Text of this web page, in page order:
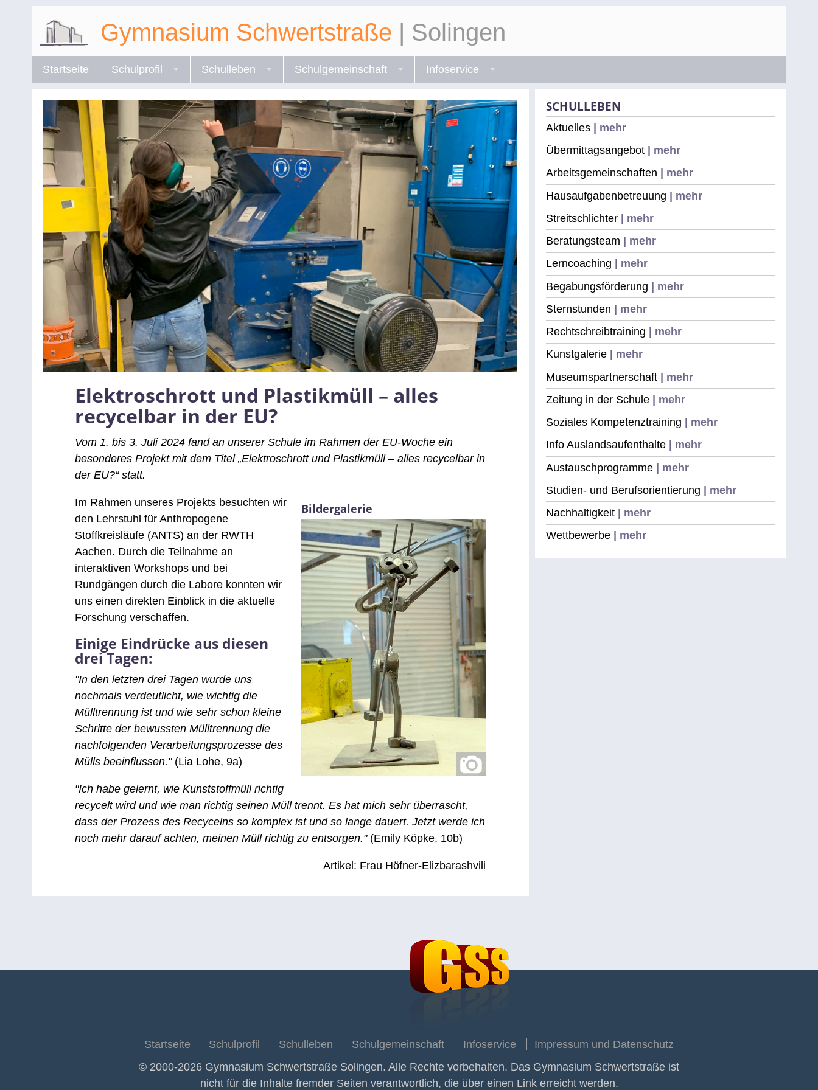
Gymnasium Schwertstraße | Solingen
Startseite Schulprofil Schulleben Schulgemeinschaft Infoservice
Elektroschrott und Plastikmüll – alles
recycelbar in der EU?
Vom 1. bis 3. Juli 2024 fand an unserer Schule im Rahmen der EU-Woche ein
besonderes Projekt mit dem Titel „Elektroschrott und Plastikmüll – alles recycelbar in
der EU?“ statt.
Bildergalerie
Im Rahmen unseres Projekts besuchten wir
den Lehrstuhl für Anthropogene
Stoffkreisläufe (ANTS) an der RWTH
Aachen. Durch die Teilnahme an
interaktiven Workshops und bei
Rundgängen durch die Labore konnten wir
uns einen direkten Einblick in die aktuelle
Forschung verschaffen.
Einige Eindrücke aus diesen
drei Tagen:
"In den letzten drei Tagen wurde uns
nochmals verdeutlicht, wie wichtig die
Mülltrennung ist und wie sehr schon kleine
Schritte der bewussten Mülltrennung die
nachfolgenden Verarbeitungsprozesse des
Mülls beeinflussen."(Lia Lohe, 9a)
"Ich habe gelernt, wie Kunststoffmüll richtig
recycelt wird und wie man richtig seinen Müll trennt. Es hat mich sehr überrascht,
dass der Prozess des Recycelns so komplex ist und so lange dauert. Jetzt werde ich
noch mehr darauf achten, meinen Müll richtig zu entsorgen." (Emily Köpke, 10b)
Artikel: Frau Höfner-Elizbarashvili
SCHULLEBEN
Aktuelles| mehr
Übermittagsangebot| mehr
Arbeitsgemeinschaften | mehr
Hausaufgabenbetreuung | mehr
Streitschlichter| mehr
Beratungsteam | mehr
Lerncoaching | mehr
Begabungsförderung | mehr
Sternstunden | mehr
Rechtschreibtraining | mehr
Kunstgalerie| mehr
Museumspartnerschaft| mehr
Zeitung in der Schule| mehr
Soziales Kompetenztraining | mehr
Info Auslandsaufenthalte| mehr
Austauschprogramme| mehr
Studien- und Berufsorientierung | mehr
Nachhaltigkeit| mehr
Wettbewerbe| mehr
Startseite Schulprofil Schulleben Schulgemeinschaft Infoservice
Impressum und Datenschutz
© 2000-2026 Gymnasium Schwertstraße Solingen. Alle Rechte vorbehalten. Das Gymnasium Schwertstraße ist
nicht für die Inhalte fremder Seiten verantwortlich, die über einen Link erreicht werden.